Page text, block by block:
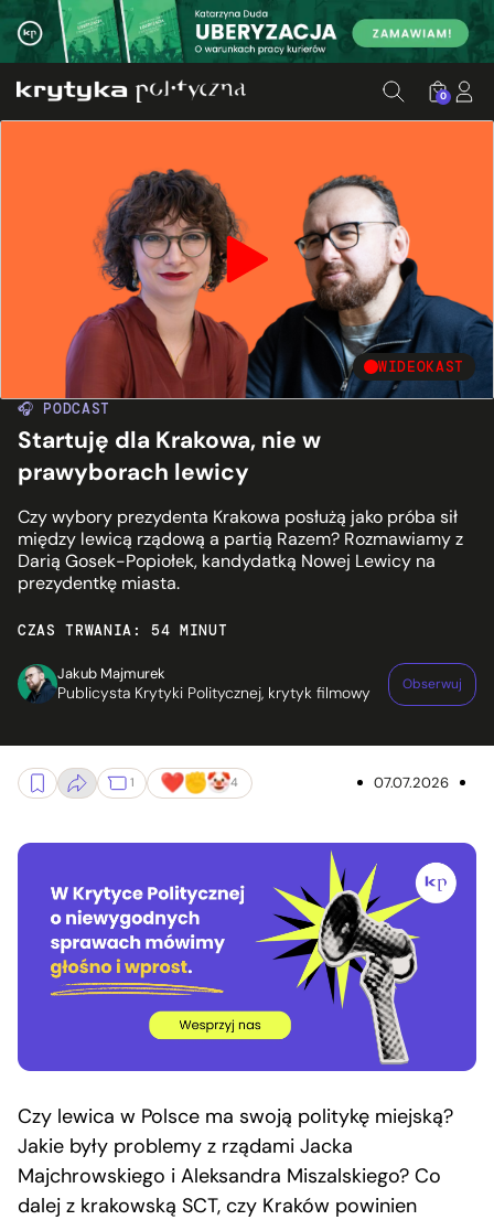
0
🎧 PODCAST
Startuję dla Krakowa, nie w
prawyborach lewicy
Czy wybory prezydenta Krakowa posłużą jako próba sił
między lewicą rządową a partią Razem? Rozmawiamy z
Darią Gosek-Popiołek, kandydatką Nowej Lewicy na
prezydentkę miasta.
CZAS TRWANIA: 54 MINUT
Jakub Majmurek
Publicysta Krytyki Politycznej, krytyk filmowy Obserwuj
WIDEOKAST
1 4 07.07.2026
Czy lewica w Polsce ma swoją politykę miejską?
Jakie były problemy z rządami Jacka
Majchrowskiego i Aleksandra Miszalskiego? Co
dalej z krakowską SCT, czy Kraków powinien